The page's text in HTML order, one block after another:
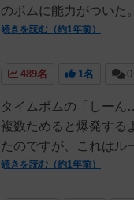
のボムに能力がついた
続きを読む（約1年前）
489名 1名 0
タイムボムの「しー
複数ためると爆発する
たのですが、これはル
続きを読む（約1年前）